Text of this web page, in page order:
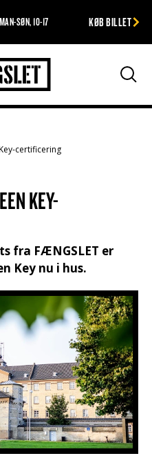
SØN, 10-17 KØB BILLET
Søg
certificering
KEY-
fra FÆNGSLET er
Key nu i hus.